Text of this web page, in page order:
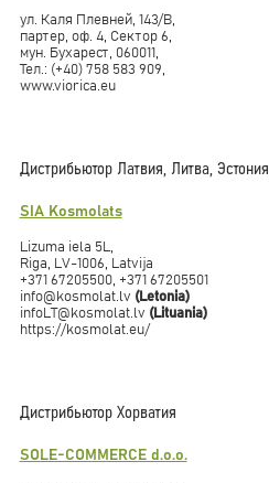
ул. Каля Плевней, 143/B,
партер, оф. 4, Сектор 6,
мун. Бухарест, 060011,
Тел.: (+40) 758 583 909,
www.viorica.eu
Дистрибьютор Латвия, Литва, Эстония
SIA Kosmolats
Lizuma iela 5L,
Riga, LV-1006, Latvija
+371 67205500, +371 67205501
info@kosmolat.lv (Letonia)
infoLT@kosmolat.lv (Lituania)
https://kosmolat.eu/
Дистрибьютор Хорватия
SOLE-COMMERCE d.o.o.